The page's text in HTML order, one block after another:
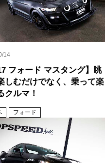
14
フォード マスタング】眺
しむだけでなく、乗って楽
クルマ！
フォード